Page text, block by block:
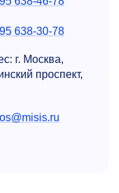
638-30-78
г. Москва,
проспект,